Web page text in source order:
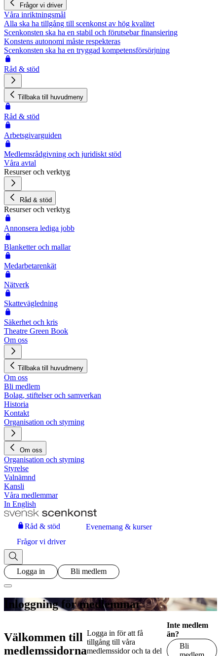
Frågor vi driver
Våra inriktningsmål
Alla ska ha tillgång till scenkonst av hög kvalitet
Scenkonsten ska ha en stabil och förutsebar finansiering
Konstens autonomi måste respekteras
Scenkonsten ska ha en tryggad kompetensförsörjning
Råd & stöd
Tillbaka till huvudmeny
Råd & stöd
Arbetsgivarguiden
Medlemsrådgivning och juridiskt stöd
Våra avtal
Resurser och verktyg
Råd & stöd
Resurser och verktyg
Annonsera lediga jobb
Blanketter och mallar
Medarbetarenkät
Nätverk
Skattevägledning
Säkerhet och kris
Theatre Green Book
Om oss
Tillbaka till huvudmeny
Om oss
Bli medlem
Bolag, stiftelser och samverkan
Historia
Kontakt
Organisation och styrning
Om oss
Organisation och styrning
Styrelse
Valnämnd
Kansli
Våra medlemmar
In English
Råd & stöd
Evenemang & kurser
Frågor vi driver
Logga in Bli medlem
Inloggning för medlemmar
Välkommen till
medlemssidorna
Logga in för att få
tillgång till våra
medlemssidor och ta del
Inte medlem
än?
Bli